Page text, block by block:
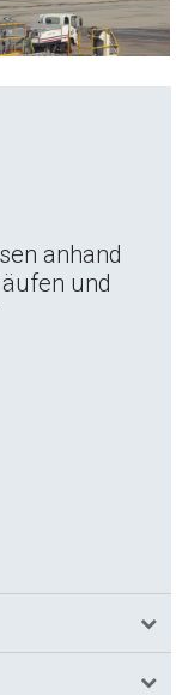
anhand
und